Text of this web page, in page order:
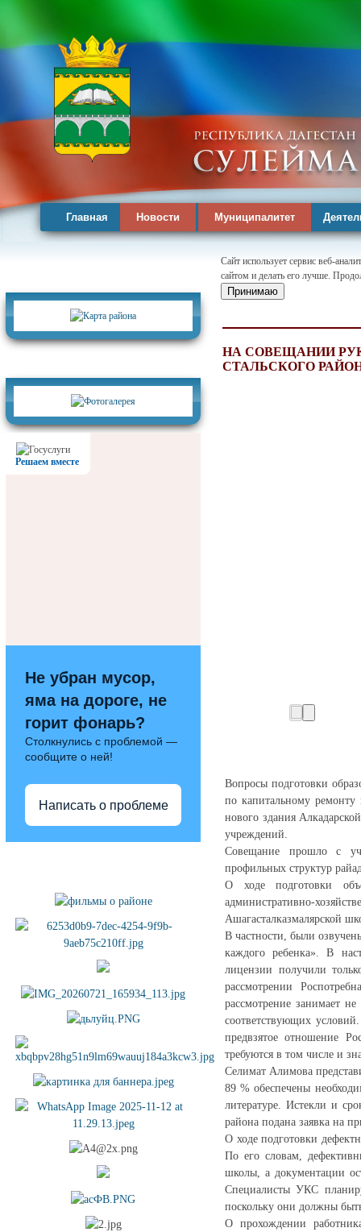
Главная Новости Муниципалитет
Решаем вместе
Не убран мусор,
яма на дороге, не
горит фонарь?
Столкнулись с проблемой —
сообщите о ней!
Написать о проблеме
Сайт использует сервис веб-
сайтом и делать его лучше.
Принимаю
НА СОВЕЩАНИИ
СТАЛЬСКОГО
Вопросы подготовки
по капитальному
нового здания
учреждений.
Совещание прошло с
профильных структур
О ходе подготовки
административно-
Ашагасталказмалярской
В частности, были
каждого ребенка». В
лицензии получили
рассмотрении
рассмотрение занимает
соответствующих
предвзятое отношение
требуются в том числе и
Селимат Алимова
89 % обеспечены
литературе. Истекли и
района подана заявка на
О ходе подготовки
По его словам,
школы, а документации
Специалисты УКС
поскольку они должны
О прохождении